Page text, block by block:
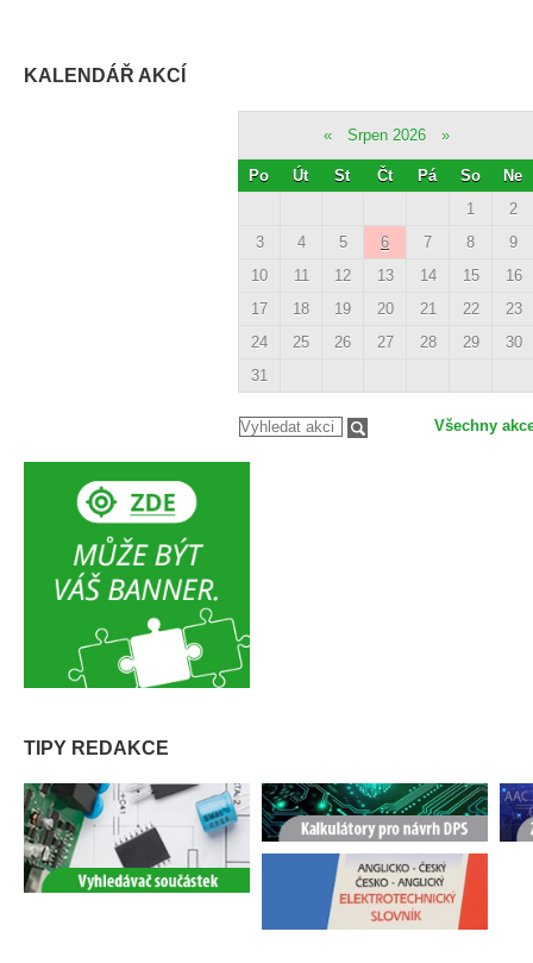
KALENDÁŘ AKCÍ
« Srpen 2026 »
Po Út St Čt Pá So
Ne
1
2
3
4 5 6 7 8
9
10
11 12 13 14 15
16
17
18 19 20 21 22
23
24
25 26 27 28 29
30
31
Všechny
TIPY REDAKCE